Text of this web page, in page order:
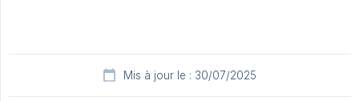
Mis à jour le : 30/07/2025